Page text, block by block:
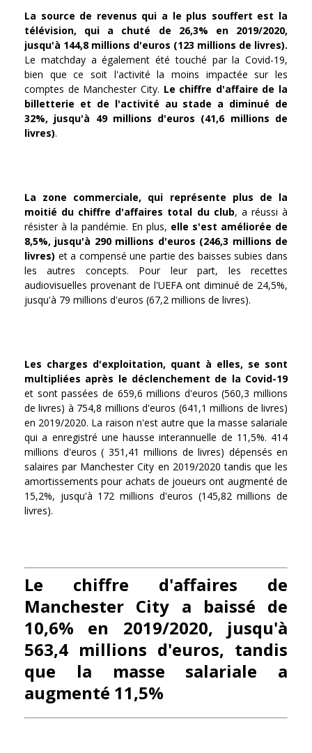
La source de revenus qui a le plus souffert est la
télévision, qui a chuté de 26,3% en 2019/2020,
jusqu'à 144,8 millions d'euros (123 millions de livres).
Le matchday a également été touché par la Covid-19,
bien que ce soit l'activité la moins impactée sur les
comptes de Manchester City. Le chiffre d'affaire de la
billetterie et de l'activité au stade a diminué de
32%, jusqu'à 49 millions d'euros (41,6 millions de
livres).
La zone commerciale, qui représente plus de la
moitié du chiffre d'affaires total du club, a réussi à
résister à la pandémie. En plus, elle s'est améliorée de
8,5%, jusqu'à 290 millions d'euros (246,3 millions de
livres) et a compensé une partie des baisses subies dans
les autres concepts. Pour leur part, les recettes
audiovisuelles provenant de l'UEFA ont diminué de 24,5%,
jusqu'à 79 millions d'euros (67,2 millions de livres).
Les charges d'exploitation, quant à elles, se sont
multipliées après le déclenchement de la Covid-19
et sont passées de 659,6 millions d'euros (560,3 millions
de livres) à 754,8 millions d'euros (641,1 millions de livres)
en 2019/2020. La raison n'est autre que la masse salariale
qui a enregistré une hausse interannuelle de 11,5%. 414
millions d'euros ( 351,41 millions de livres) dépensés en
salaires par Manchester City en 2019/2020 tandis que les
amortissements pour achats de joueurs ont augmenté de
15,2%, jusqu'à 172 millions d'euros (145,82 millions de
livres).
Le chiffre d'affaires de
Manchester City a baissé de
10,6% en 2019/2020, jusqu'à
563,4 millions d'euros, tandis
que la masse salariale a
augmenté 11,5%